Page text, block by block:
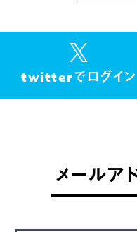
twitterでログイン
メールア